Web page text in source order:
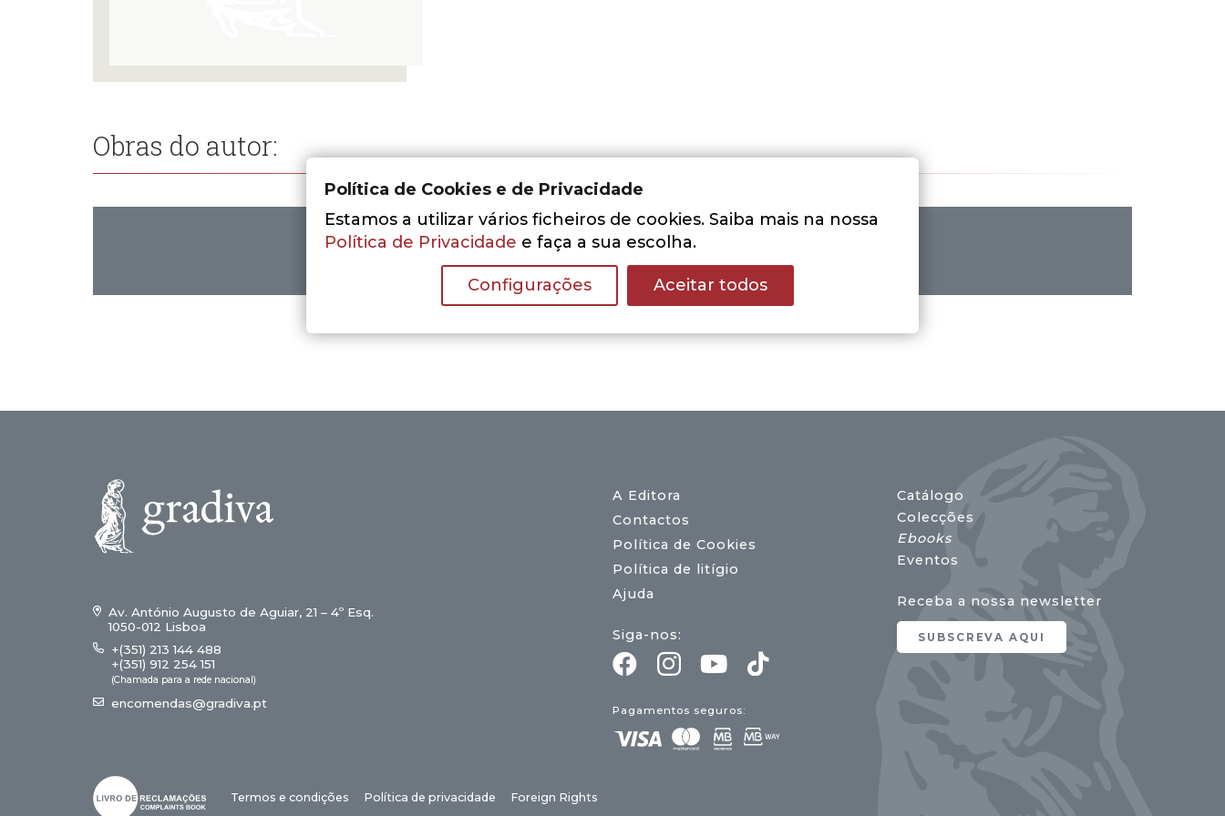
Obras do autor:
Nenhum resultado encontrado.
Av. António Augusto de Aguiar, 21 – 4º Esq.
1050-012 Lisboa
+(351) 213 144 488
+(351) 912 254 151
(Chamada para a rede nacional)
encomendas@gradiva.pt
A Editora
Contactos
Política de Cookies
Política de litígio
Ajuda
Siga-nos:
Pagamentos seguros:
Catálogo
Colecções
Ebooks
Eventos
Receba a nossa newsletter
SUBSCREVA AQUI
Termos e condições Política de privacidade Foreign Rights
Política de Cookies e de Privacidade
Estamos a utilizar vários ficheiros de cookies. Saiba mais na nossa
Política de Privacidade e faça a sua escolha.
Configurações Aceitar todos